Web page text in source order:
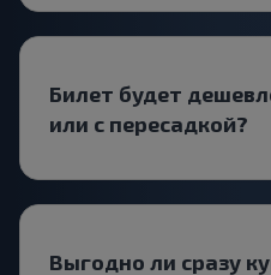
Билет будет
или с пересадкой?
Выгодно ли сразу